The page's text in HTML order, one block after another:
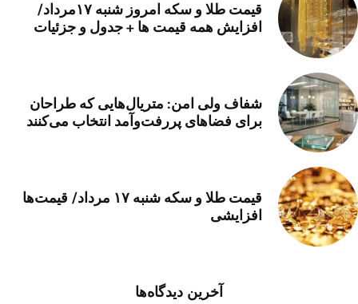
قیمت طلا و سکه امروز شنبه ۱۷مرداد/
افزایش همه قیمت ها + جدول و جزئیات
شفاف ولی امن: متریال‌هایی که طراحان
برای فضاهای پررفت‌وآمد انتخاب می‌کنند
قیمت طلا و سکه شنبه ۱۷ مرداد/ قیمت‌ها
افزایشی
آخرین دیدگاه‌ها